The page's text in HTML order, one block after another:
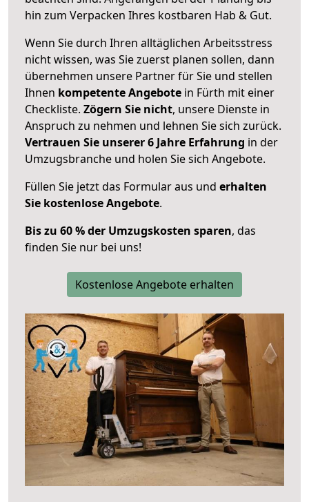
hin zum Verpacken Ihres kostbaren Hab & Gut.
Wenn Sie durch Ihren alltäglichen Arbeitsstress
nicht wissen, was Sie zuerst planen sollen, dann
übernehmen unsere Partner für Sie und stellen
Ihnen kompetente Angebote in Fürth mit einer
Checkliste. Zögern Sie nicht, unsere Dienste in
Anspruch zu nehmen und lehnen Sie sich zurück.
Vertrauen Sie unserer 6 Jahre Erfahrung in der
Umzugsbranche und holen Sie sich Angebote.
Füllen Sie jetzt das Formular aus und erhalten
Sie kostenlose Angebote.
Bis zu 60 % der Umzugskosten sparen, das
finden Sie nur bei uns!
Kostenlose Angebote erhalten